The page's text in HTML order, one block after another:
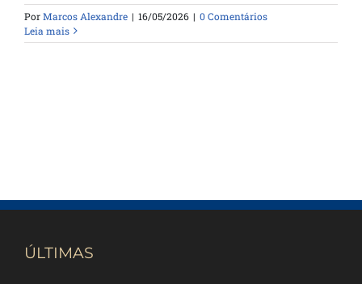
PorMarcos Alexandre | 16/05/2026 | 0 Comentários
Leia mais
ÚLTIMAS